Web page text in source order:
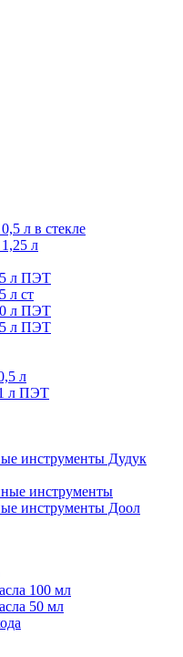
л в стекле
л
л ПЭТ
л ст
л ПЭТ
л ПЭТ
л
л ПЭТ
инструменты Дудук
инструменты
инструменты Доол
100 мл
50 мл